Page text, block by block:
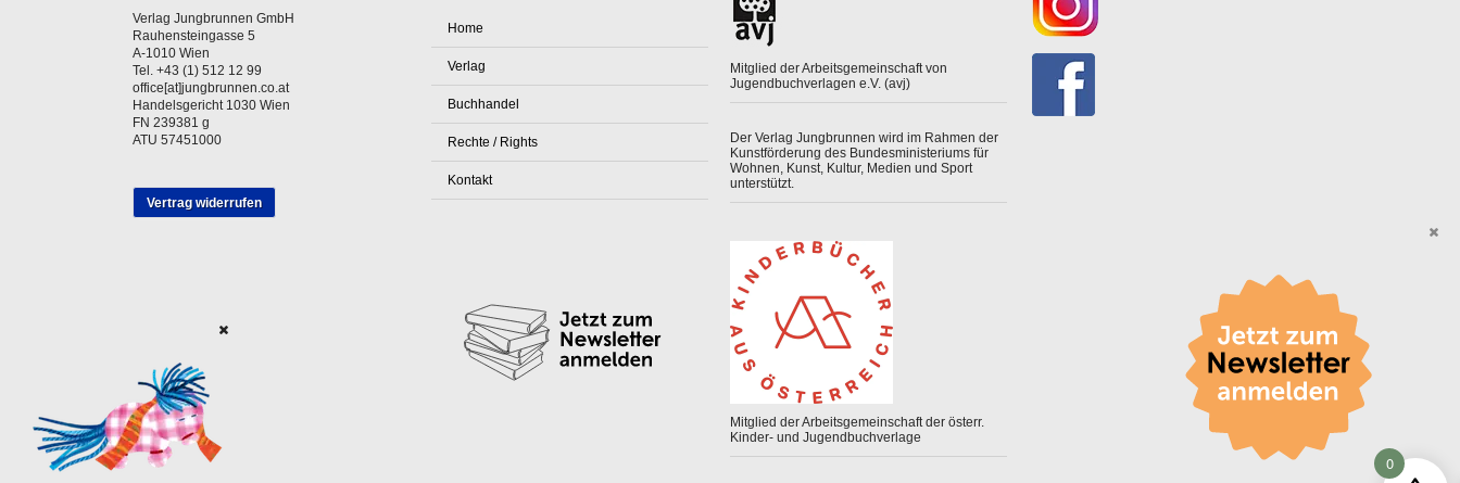
Verlag Jungbrunnen GmbH
Rauhensteingasse 5
A-1010 Wien
Tel. +43 (1) 512 12 99
office[at]jungbrunnen.co.at
Handelsgericht 1030 Wien
FN 239381 g
ATU 57451000
Vertrag widerrufen
Home
Verlag
Buchhandel
Rechte / Rights
Kontakt
Mitglied der Arbeitsgemeinschaft von
Jugendbuchverlagen e.V. (avj)
Der Verlag Jungbrunnen wird im Rahmen der
Kunstförderung des Bundesministeriums für
Wohnen, Kunst, Kultur, Medien und Sport
unterstützt.
Mitglied der Arbeitsgemeinschaft der österr.
Kinder- und Jugendbuchverlage
0